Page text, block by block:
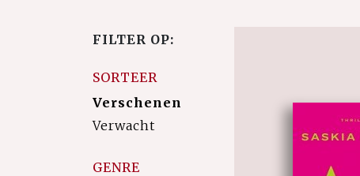
FILTER OP:
SORTEER
Verschenen
Verwacht
GENRE